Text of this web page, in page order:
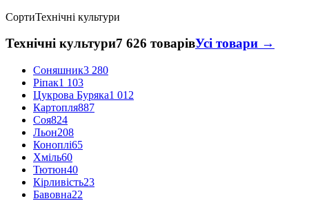
СортиТехнічні культури
Технічні культури7 626 товарівУсі товари →
Соняшник3 280
Ріпак1 103
Цукрова Буряка1 012
Картопля887
Соя824
Льон208
Коноплі65
Хміль60
Тютюн40
Кірливість23
Бавовна22